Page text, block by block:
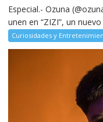
Especial.- Ozuna
unen en “ZIZI”, un
Curiosidades y